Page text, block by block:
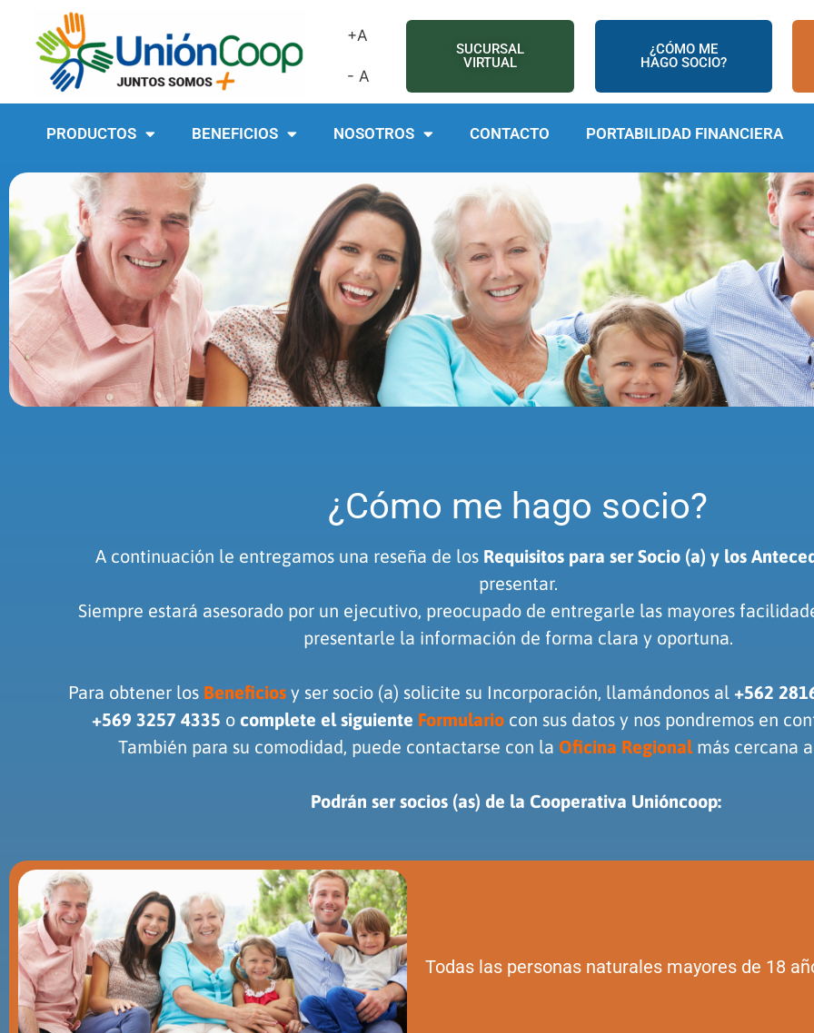
+A
- A
SUCURSAL
VIRTUAL
¿CÓMO ME
HAGO SOCIO?
PRODUCTOS BENEFICIOS NOSOTROS CONTACTO PORTABILIDAD FINANCIERA
¿Cómo me hago socio?
A continuación le entregamos una reseña de los Requisitos para ser Socio (a) y los
presentar.
Siempre estará asesorado por un ejecutivo, preocupado de entregarle las mayores
presentarle la información de forma clara y oportuna.
Para obtener los Beneficiosy ser socio (a) solicite su Incorporación, llamándonos al +562
+569 3257 4335 o complete el siguiente Formulario con sus datos y nos pondremos en
También para su comodidad, puede contactarse con la Oficina Regionalmás cercana
Podrán ser socios (as) de la Cooperativa Unióncoop:
Todas las personas naturales mayores de 18